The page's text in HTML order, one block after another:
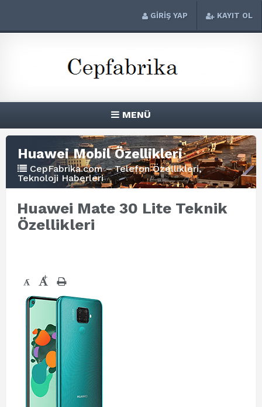
GİRİŞ YAP KAYIT OL
MENÜ
Huawei Mobil Özellikleri
CepFabrika.com – Telefon Özellikleri,
Teknoloji Haberleri
Huawei Mate 30 Lite Teknik
Özellikleri
- +